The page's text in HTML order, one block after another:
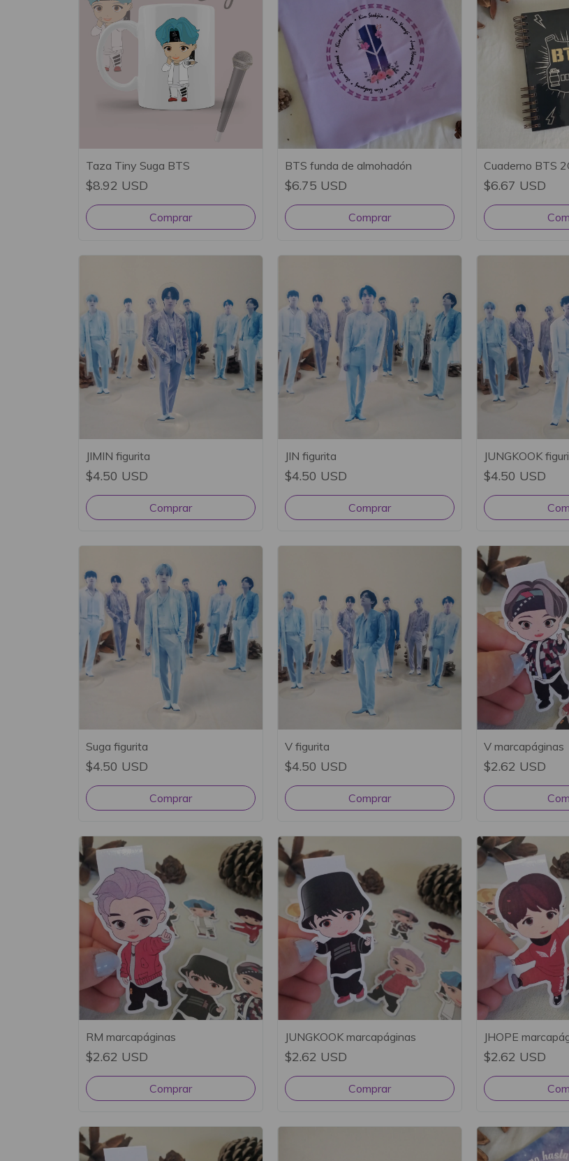
Taza Tiny Suga BTS
$8.92 USD
BTS funda de almohadón
$6.75 USD
Cuaderno BTS
$6.67 USD
JIMIN figurita
$4.50 USD
JIN figurita
$4.50 USD
JUNGKOOK
$4.50 USD
Suga figurita
$4.50 USD
V figurita
$4.50 USD
V marcapáginas
$2.62 USD
RM marcapáginas
$2.62 USD
JUNGKOOK marcapáginas
$2.62 USD
JHOPE
$2.62 USD